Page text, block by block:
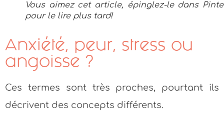
Vous aimez cet article, épinglez-le dans
pour le lire plus tard!
Anxiété, peur, stress ou
angoisse ?
Ces termes sont très proches, pourtant ils
décrivent des concepts différents.